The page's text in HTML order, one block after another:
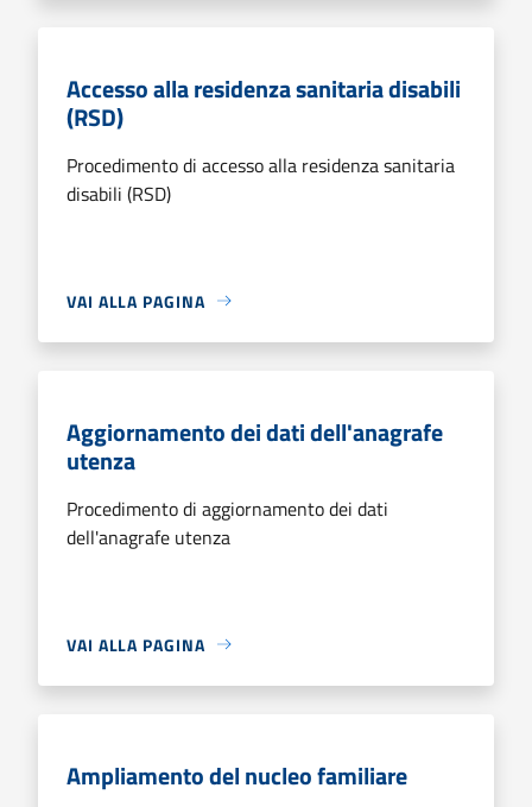
Accesso alla residenza sanitaria disabili
(RSD)
Procedimento di accesso alla residenza sanitaria
disabili (RSD)
VAI ALLA PAGINA
Aggiornamento dei dati dell'anagrafe
utenza
Procedimento di aggiornamento dei dati
dell'anagrafe utenza
VAI ALLA PAGINA
Ampliamento del nucleo familiare